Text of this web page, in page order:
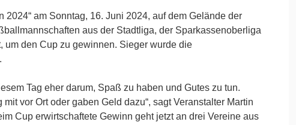
am Sonntag, 16. Juni 2024, auf dem Gelände der
aus der Stadtliga, der Sparkassenoberliga
den Cup zu gewinnen. Sieger wurde die
Tag eher darum, Spaß zu haben und Gutes zu tun.
vor Ort oder gaben Geld dazu“, sagt Veranstalter Martin
Cup erwirtschaftete Gewinn geht jetzt an drei Vereine aus